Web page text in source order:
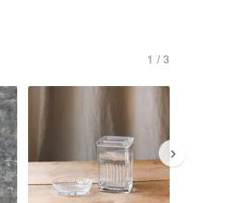
1 / 3